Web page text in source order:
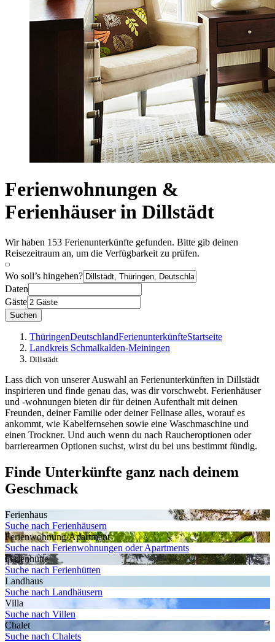
Ferienwohnungen &
Ferienhäuser in Dillstädt
Wir haben 153 Ferienunterkünfte gefunden. Bitte gib deinen
Reisezeitraum an, um die Verfügbarkeit zu prüfen.
Wo soll’s hingehen?
Daten
Gäste
Suchen
ThüringenDeutschlandFerienunterkünfteStartseite
Landkreis Schmalkalden-Meiningen
Dillstädt
Lass dich von unserer Auswahl an Ferienunterkünften in Dillstädt
inspirieren und finde genau das, was dir vorschwebt. Ferienhäuser
und -wohnungen bieten dir für deinen Aufenthalt mit deinen
Freunden, deiner Familie oder deiner Fellnase alles, worauf es
ankommt, wie Kabelfernsehen sowie eine Waschmaschine und
einen Trockner. Und auch wenn du nach Raucheroptionen oder
barrierearmen Optionen suchst, wirst du bei uns bestimmt fündig.
Finde Unterkünfte ganz nach deinem
Geschmack
Ferienhaus
Suche nach Ferienhäusern
Ferienwohnung/Apartment
Suche nach Ferienwohnungen oder Apartments
Ferienhütte
Suche nach Ferienhütten
Landhaus
Suche nach Landhäusern
Villa
Suche nach Villen
Chalet
Suche nach Chalets